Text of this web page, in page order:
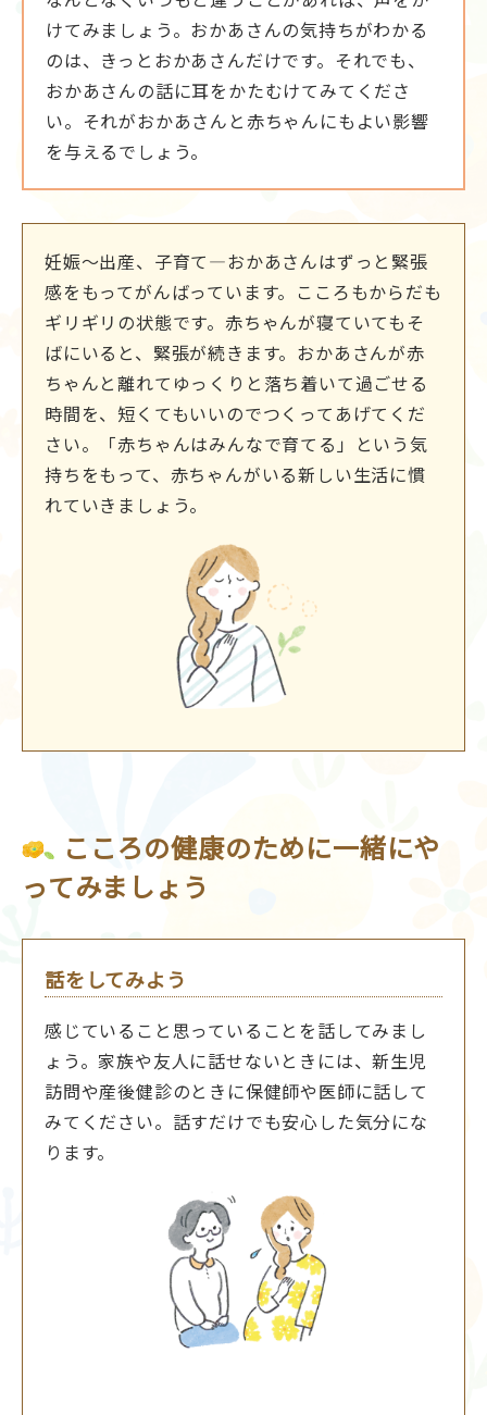
けてみましょう。おかあさんの気持ちがわかる
のは、きっとおかあさんだけです。それでも、
おかあさんの話に耳をかたむけてみてくださ
い。それがおかあさんと赤ちゃんにもよい影響
を与えるでしょう。
妊娠～出産、子育て―おかあさんはずっと緊張
感をもってがんばっています。こころもからだも
ギリギリの状態です。赤ちゃんが寝ていてもそ
ばにいると、緊張が続きます。おかあさんが赤
ちゃんと離れてゆっくりと落ち着いて過ごせる
時間を、短くてもいいのでつくってあげてくだ
さい。「赤ちゃんはみんなで育てる」という気
持ちをもって、赤ちゃんがいる新しい生活に慣
れていきましょう。
こころの健康のために一緒にや
ってみましょう
話をしてみよう
感じていること思っていることを話してみまし
ょう。家族や友人に話せないときには、新生児
訪問や産後健診のときに保健師や医師に話して
みてください。話すだけでも安心した気分にな
ります。